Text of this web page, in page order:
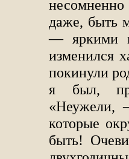
несомненно
даже, быть
— яркими
изменился
покинули
я был,
«Неужели,
которые
быть!